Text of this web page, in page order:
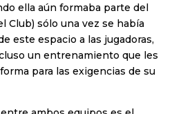
ella aún formaba parte del
Club) sólo una vez se había
este espacio a las jugadoras,
un entrenamiento que les
para las exigencias de su